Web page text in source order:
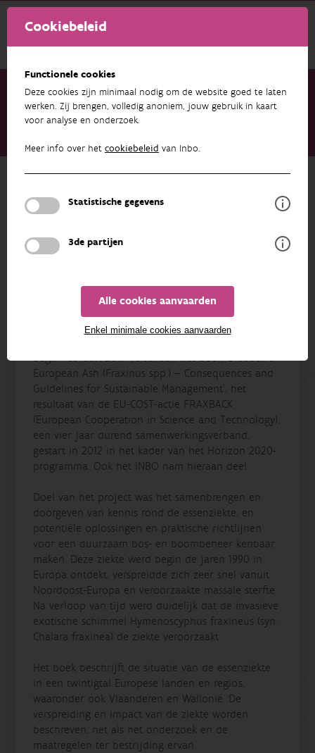
Cookiebeleid
Functionele cookies
Deze cookies zijn minimaal nodig om de website goed te laten
werken. Zij brengen, volledig anoniem, jouw gebruik in kaart
voor analyse en onderzoek.
Meer info over het cookiebeleid van Inbo.
Statistische gegevens
3de partijen
Alle cookies aanvaarden
Enkel minimale cookies aanvaarden
Onderzoek & resultaten
Essenziekte bedreigt de es in tal van Europese landen
Terug naar overzicht
Essenziekte bedreigt de es in tal van
Begin februari 2017 verscheen het boek ‘Dieback of
European Ash (Fraxinus spp.) – Consequences and
Guidelines for Sustainable Management’, het
resultaat van de EU-COST-actie FRAXBACK
(European Cooperation in Science and Technology),
een vier jaar durend samenwerkingsverband,
gestart in 2012 in het kader van het Horizon 2020-
programma. Ook het INBO nam hieraan deel.
Doel van het project was het samenbrengen en
doorgeven van kennis rond de essenziekte, en
potentiële oplossingen en praktische richtlijnen
voor een duurzaam bos- en boombeheer kenbaar
maken. Deze ziekte werd begin de jaren 1990 in
Europa ontdekt, verspreidde zich zeer snel vanuit
Noordoost-Europa en veroorzaakte massale sterfte.
Na verloop van tijd werd duidelijk dat de invasieve
exotische schimmel Hymenoscyphus fraxineus (syn.
Chalara fraxinea) de ziekte veroorzaakt.
Het boek beschrijft de situatie van de essenziekte
in een twintigtal Europese landen en regio’s,
waaronder ook Vlaanderen en Wallonië. De
verspreiding en impact van de ziekte worden
beschreven, net als het onderzoek en de
maatregelen ter bestrijding ervan.